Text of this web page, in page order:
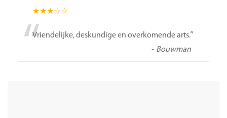
★★★☆☆
“Vriendelijke, deskundige en overkomende arts.”
- Bouwman